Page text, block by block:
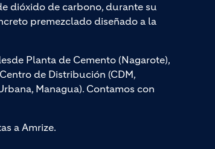
dióxido de carbono, durante su
premezclado diseñado a la
Planta de Cemento (Nagarote),
de Distribución (CDM,
Managua). Contamos con
a Amrize.